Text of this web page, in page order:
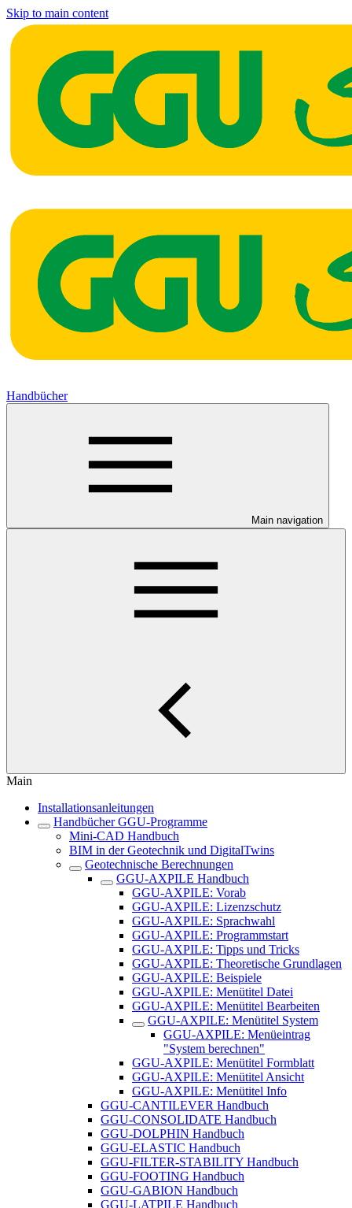
Skip to main content
Handbücher
Main navigation
Main
Installationsanleitungen
Handbücher GGU-Programme
Mini-CAD Handbuch
BIM in der Geotechnik und DigitalTwins
Geotechnische Berechnungen
GGU-AXPILE Handbuch
GGU-AXPILE: Vorab
GGU-AXPILE: Lizenzschutz
GGU-AXPILE: Sprachwahl
GGU-AXPILE: Programmstart
GGU-AXPILE: Tipps und Tricks
GGU-AXPILE: Theoretische Grundlagen
GGU-AXPILE: Beispiele
GGU-AXPILE: Menütitel Datei
GGU-AXPILE: Menütitel Bearbeiten
GGU-AXPILE: Menütitel System
GGU-AXPILE: Menüeintrag
"System berechnen"
GGU-AXPILE: Menütitel Formblatt
GGU-AXPILE: Menütitel Ansicht
GGU-AXPILE: Menütitel Info
GGU-CANTILEVER Handbuch
GGU-CONSOLIDATE Handbuch
GGU-DOLPHIN Handbuch
GGU-ELASTIC Handbuch
GGU-FILTER-STABILITY Handbuch
GGU-FOOTING Handbuch
GGU-GABION Handbuch
GGU-LATPILE Handbuch